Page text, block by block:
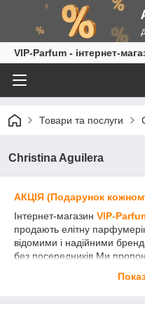
VIP-Parfum - інтернет-
Товари та послуги
Christina Aguilera
АКЦІЯ (Подарунок
Інтернет-магазин VIP-
продають елітну
відомими і надійними
без посередників Ми
приємна покупка як для